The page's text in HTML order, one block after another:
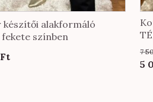
készítői alakformáló
színben
Ft 7
5